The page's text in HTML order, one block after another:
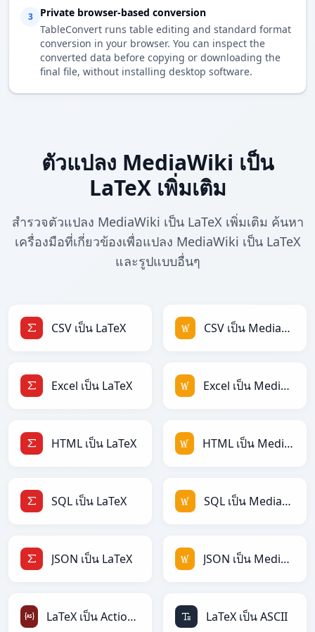
3
Private browser-based conversion
TableConvert runs table editing and standard format
conversion in your browser. You can inspect the
converted data before copying or downloading the
final file, without installing desktop software.
ตัวแปลง MediaWiki เป็น
LaTeX เพิ่มเติม
สำรวจตัวแปลง MediaWiki เป็น LaTeX เพิ่มเติม ค้นหา
เครื่องมือที่เกี่ยวข้องเพื่อแปลง MediaWiki เป็น LaTeX
และรูปแบบอื่นๆ
CSV เป็น LaTeX CSV เป็น MediaWiki
Excel เป็น LaTeX Excel เป็น MediaWiki
HTML เป็น LaTeX HTML เป็น MediaWiki
SQL เป็น LaTeX SQL เป็น MediaWiki
JSON เป็น LaTeX JSON เป็น MediaWiki
LaTeX เป็น ActionScript LaTeX เป็น ASCII